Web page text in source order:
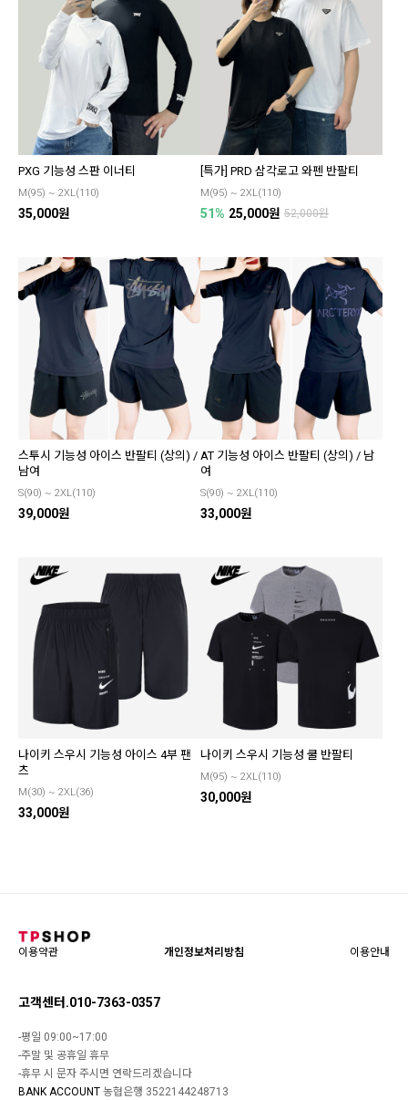
PXG 기능성 스판 이너티
M(95) ~ 2XL(110)
35,000원
[특가] PRD 삼각로고 와펜 반팔티
M(95) ~ 2XL(110)
51% 25,000원 52,000원
스투시 기능성 아이스 반팔티 (상의) /
남여
S(90) ~ 2XL(110)
39,000원
AT 기능성 아이스 반팔티 (상의) / 남
여
S(90) ~ 2XL(110)
33,000원
나이키 스우시 기능성 아이스 4부 팬
츠
M(30) ~ 2XL(36)
33,000원
나이키 스우시 기능성 쿨 반팔티
M(95) ~ 2XL(110)
30,000원
이용약관 개인정보처리방침 이용안내
고객센터.010-7363-0357
-평일 09:00~17:00
-주말 및 공휴일 휴무
-휴무 시 문자 주시면 연락드리겠습니다
BANK ACCOUNT 농협은행 3522144248713